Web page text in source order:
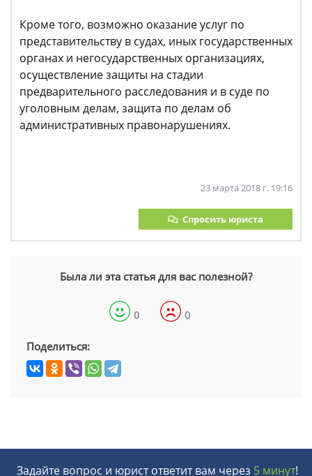
Кроме того, возможно оказание услуг по
представительству в судах, иных государственных
органах и негосударственных организациях,
осуществление защиты на стадии
предварительного расследования и в суде по
уголовным делам, защита по делам об
административных правонарушениях.
23 марта 2018 г. 19:16
Спросить юриста
Была ли эта статья для вас полезной?
0 0
Поделиться:
Задайте вопрос и юрист ответит вам через 5 минут!